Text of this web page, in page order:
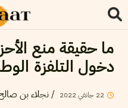
ما حقيقة منع
دخول التلفزة
22 جانفي2022
/نجلاء بن